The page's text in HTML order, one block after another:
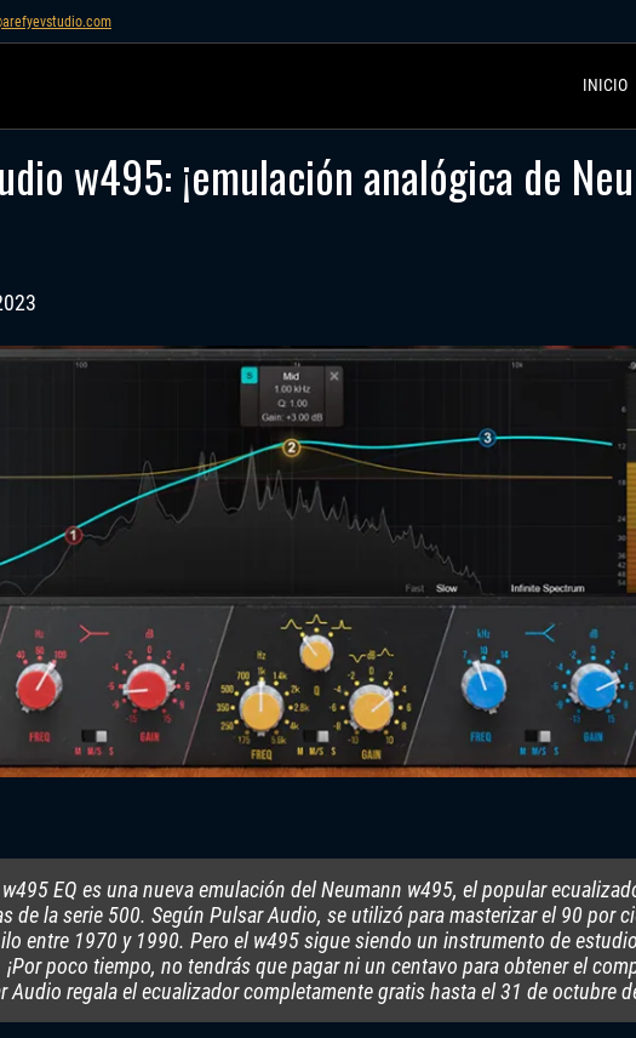
INICIO
w495: ¡emulación analógica de
EQ es una nueva emulación del Neumann w495, el popular
de la serie 500. Según Pulsar Audio, se utilizó para masterizar el 90 por
entre 1970 y 1990. Pero el w495 sigue siendo un instrumento de
poco tiempo, no tendrás que pagar ni un centavo para obtener el
Audio regala el ecualizador completamente gratis hasta el 31 de octubre